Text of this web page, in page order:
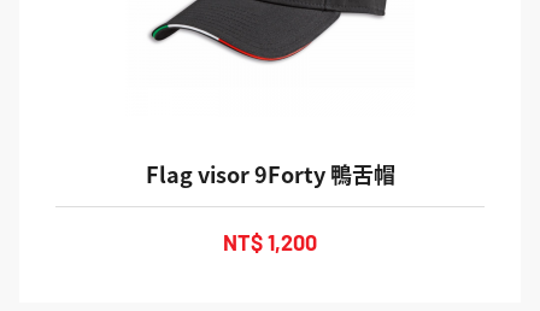
Flag visor 9Forty 鴨舌帽
NT$ 1,200